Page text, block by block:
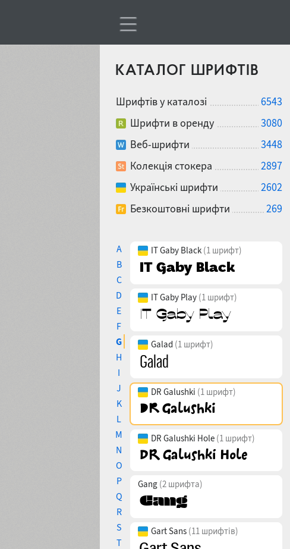
КАТАЛОГ ШРИФТІВ
Шрифтів у каталозі
6543
Шрифти в оренду
3080
Веб-шрифти
3448
Колекція стокера
2897
Українські шрифти
2602
Безкоштовні шрифти
269
A
B
C
D
E
F
G
H
I
J
K
L
M
N
O
P
Q
R
S
T
IT Gaby Black (1 шрифт)
IT Gaby Play (1 шрифт)
Galad (1 шрифт)
DR Galushki (1 шрифт)
DR Galushki Hole (1 шрифт)
Gang (2 шрифта)
Gart Sans (11 шрифтів)